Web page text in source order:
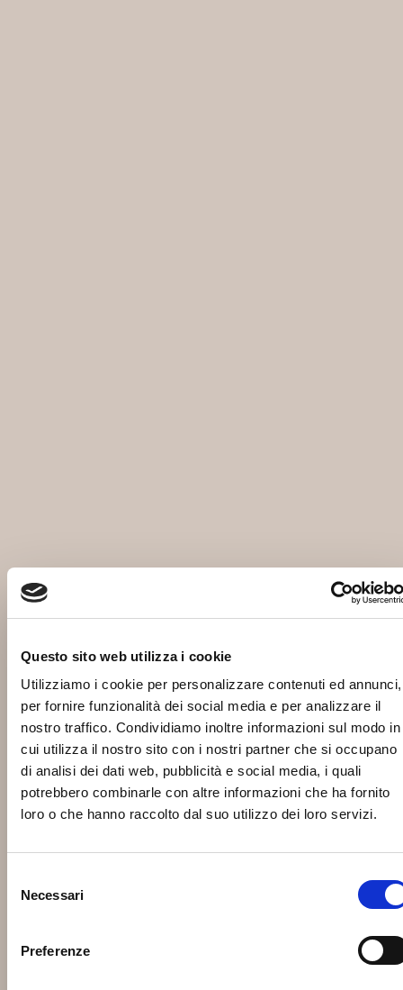
Questo sito web utilizza i cookie
Utilizziamo i cookie per personalizzare contenuti ed annunci,
per fornire funzionalità dei social media e per analizzare il
nostro traffico. Condividiamo inoltre informazioni sul modo in
cui utilizza il nostro sito con i nostri partner che si occupano
di analisi dei dati web, pubblicità e social media, i quali
potrebbero combinarle con altre informazioni che ha fornito
loro o che hanno raccolto dal suo utilizzo dei loro servizi.
delNecessari
Preferenze